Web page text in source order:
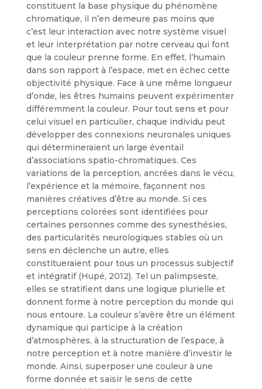
constituent la base physique du phénomène
chromatique, il n’en demeure pas moins que
c’est leur interaction avec notre système visuel
et leur interprétation par notre cerveau qui font
que la couleur prenne forme. En effet, l’humain
dans son rapport à l’espace, met en échec cette
objectivité physique. Face à une même longueur
d’onde, les êtres humains peuvent expérimenter
différemment la couleur. Pour tout sens et pour
celui visuel en particulier, chaque individu peut
développer des connexions neuronales uniques
qui détermineraient un large éventail
d’associations spatio-chromatiques. Ces
variations de la perception, ancrées dans le vécu,
l’expérience et la mémoire, façonnent nos
manières créatives d’être au monde. Si ces
perceptions colorées sont identifiées pour
certaines personnes comme des synesthésies,
des particularités neurologiques stables où un
sens en déclenche un autre, elles
constitueraient pour tous un processus subjectif
et intégratif (Hupé, 2012). Tel un palimpseste,
elles se stratifient dans une logique plurielle et
donnent forme à notre perception du monde qui
nous entoure. La couleur s’avère être un élément
dynamique qui participe à la création
d’atmosphères, à la structuration de l’espace, à
notre perception et à notre manière d’investir le
monde. Ainsi, superposer une couleur à une
forme donnée et saisir le sens de cette